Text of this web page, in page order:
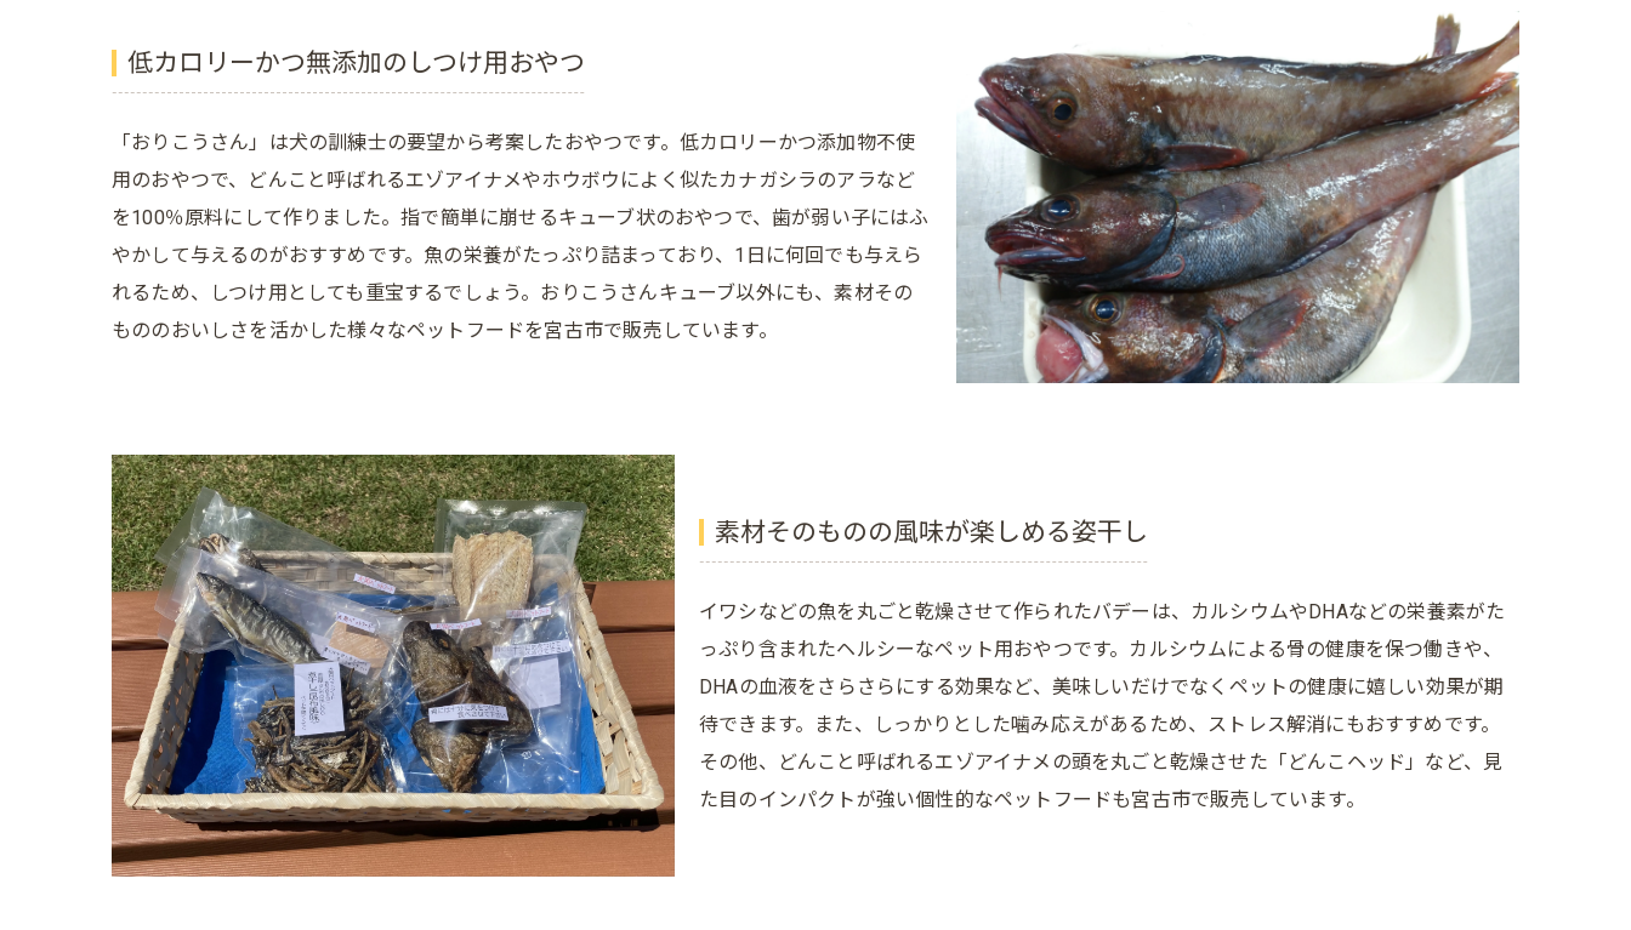
低カロリーかつ無添加のしつけ用おやつ
「おりこうさん」は犬の訓練士の要望から考案したおやつです。低カロリーかつ添加物不使
用のおやつで、どんこと呼ばれるエゾアイナメやホウボウによく似たカナガシラのアラなど
を100％原料にして作りました。指で簡単に崩せるキューブ状のおやつで、歯が弱い子にはふ
やかして与えるのがおすすめです。魚の栄養がたっぷり詰まっており、1日に何回でも与えら
れるため、しつけ用としても重宝するでしょう。おりこうさんキューブ以外にも、素材その
もののおいしさを活かした様々なペットフードを宮古市で販売しています。
素材そのものの風味が楽しめる姿干し
イワシなどの魚を丸ごと乾燥させて作られたバデーは、カルシウムやDHAなどの栄養素がた
っぷり含まれたヘルシーなペット用おやつです。カルシウムによる骨の健康を保つ働きや、
DHAの血液をさらさらにする効果など、美味しいだけでなくペットの健康に嬉しい効果が期
待できます。また、しっかりとした噛み応えがあるため、ストレス解消にもおすすめです。
その他、どんこと呼ばれるエゾアイナメの頭を丸ごと乾燥させた「どんこヘッド」など、見
た目のインパクトが強い個性的なペットフードも宮古市で販売しています。